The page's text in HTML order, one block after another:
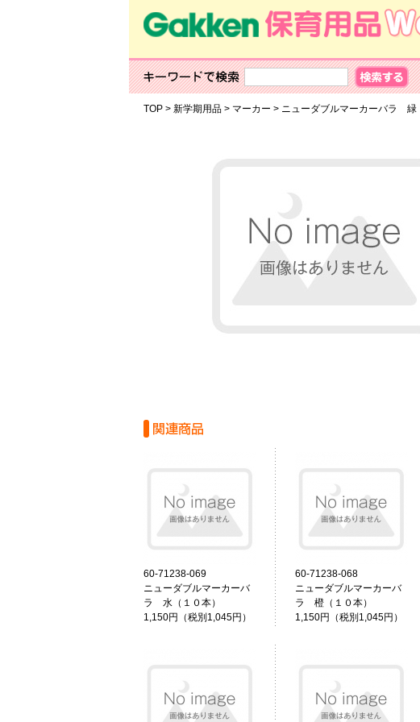
TOP> 新学期用品> マーカー > ニューダブルマーカーバラ
60-71238-069
ニューダブルマーカーバ
ラ 水（１０本）
1,150円（税別1,045円）
60-71238-068
ニューダブルマーカーバ
ラ 橙（１０本）
1,150円（税別1,045円）